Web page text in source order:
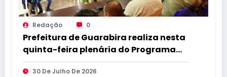
Redação 0
Prefeitura de Guarabira realiza nesta
quinta-feira plenária do Programa
PARTICIPA+ voltada à população da
zona urbana
30 De Julho De 2026